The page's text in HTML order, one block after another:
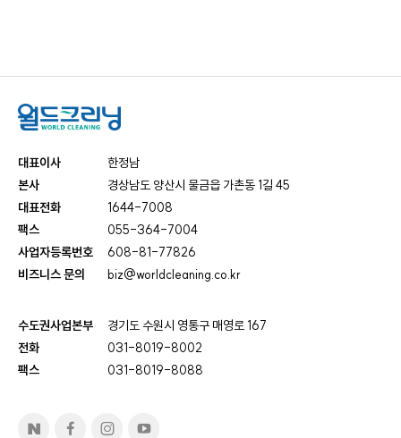
대표이사
한정남
본사
경상남도 양산시 물금읍 가촌동 1길 45
대표전화
1644-7008
팩스
055-364-7004
사업자등록번호
608-81-77826
비즈니스 문의
biz@worldcleaning.co.kr
수도권사업본부
경기도 수원시 영통구 매영로 167
전화
031-8019-8002
팩스
031-8019-8088